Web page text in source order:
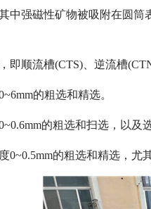
中强磁性矿物被吸附在圆
即顺流槽(CTS)、逆流槽
的粗选和精选。
的粗选和扫选，以及
0~0.5mm的粗选和精选，尤